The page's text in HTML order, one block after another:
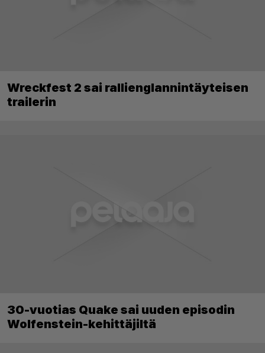
Wreckfest 2 sai rallienglannintäyteisen
trailerin
30-vuotias Quake sai uuden episodin
Wolfenstein-kehittäjiltä